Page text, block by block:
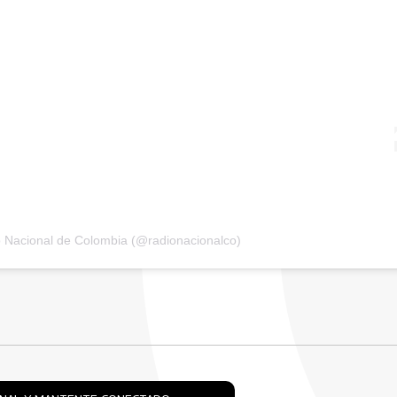
de Colombia (@radionacionalco)